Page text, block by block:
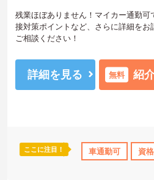
無資格OK 資格取得サポート
残業ほぼありません！マイカー通勤
接対策ポイントなど、さらに詳細をお
ご相談ください！
詳細を見る 無料 紹
ここに注目！ 車通勤可 資